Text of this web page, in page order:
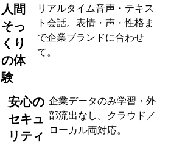
人間
そっ
くり
の体
験
リアルタイム音声・テキス
ト会話。表情・声・性格ま
で企業ブランドに合わせ
て。
安心の
セキュ
リティ
企業データのみ学習・外
部流出なし。クラウド／
ローカル両対応。